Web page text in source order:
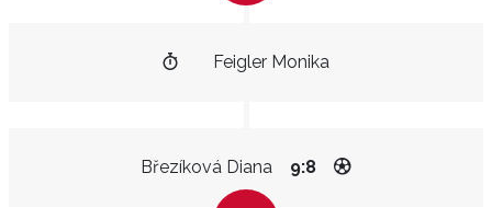
Feigler Monika
Březíková Diana 9:8